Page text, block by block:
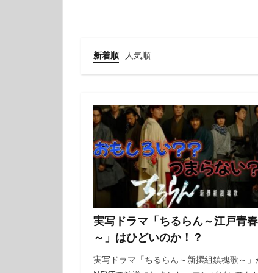
新着順 人気順
実写ドラマ「ちるらん～江戸青
～」はひどいのか！？
実写ドラマ「ちるらん～新撰組鎮魂歌～」